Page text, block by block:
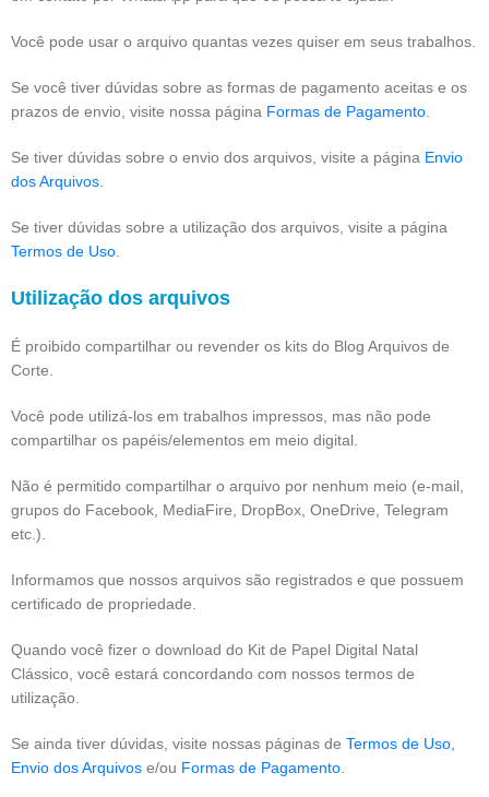
Você pode usar o arquivo quantas vezes quiser em seus trabalhos.
Se você tiver dúvidas sobre as formas de pagamento aceitas e os
prazos de envio, visite nossa página Formas de Pagamento
Se tiver dúvidas sobre o envio dos arquivos, visite a página Envio
dos Arquivos
Se tiver dúvidas sobre a utilização dos arquivos, visite a página
Termos de Uso
Utilização dos arquivos
É proibido compartilhar ou revender os kits do Blog Arquivos de
Corte.
Você pode utilizá-los em trabalhos impressos, mas não pode
compartilhar os papéis/elementos em meio digital.
Não é permitido compartilhar o arquivo por nenhum meio (e-mail,
grupos do Facebook, MediaFire, DropBox, OneDrive, Telegram
etc.).
Informamos que nossos arquivos são registrados e que possuem
certificado de propriedade.
Quando você fizer o download do Kit de Papel Digital Natal
Clássico, você estará concordando com nossos termos de
utilização.
Se ainda tiver dúvidas, visite nossas páginas de Termos de Uso,
Envio dos Arquivos e/ou Formas de Pagamento